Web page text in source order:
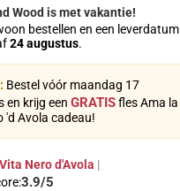
Wood is met vakantie!
bestellen en een leverdatum
24 augustus.
Bestel vóór maandag 17
en krijg een GRATISfles Ama la
'd Avola cadeau!
Nero d'Avola |
3.9/5